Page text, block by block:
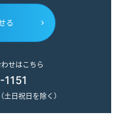
る
せはこちら
日祝日を除く）